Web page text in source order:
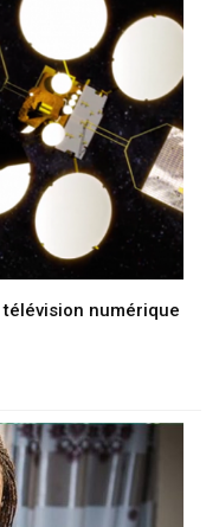
télévision numérique